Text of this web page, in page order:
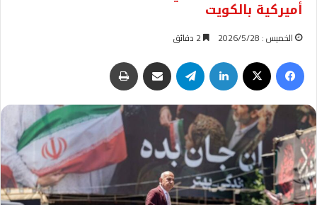
أميركية بالكويت
الخميس : 2026/5/28
فيسبوك لينكدإن تيلقرام مشاركة عبر البريد